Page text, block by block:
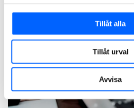
Tillåt alla
Tillåt urval
Avvisa